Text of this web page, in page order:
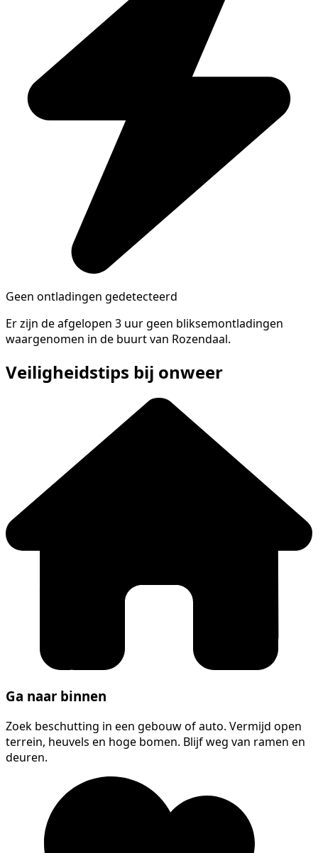
Geen ontladingen gedetecteerd
Er zijn de afgelopen 3 uur geen bliksemontladingen
waargenomen in de buurt van Rozendaal.
Veiligheidstips bij onweer
Ga naar binnen
Zoek beschutting in een gebouw of auto. Vermijd open
terrein, heuvels en hoge bomen. Blijf weg van ramen en
deuren.